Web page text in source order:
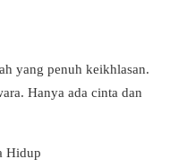
yang penuh keikhlasan.
Hanya ada cinta dan
Hidup